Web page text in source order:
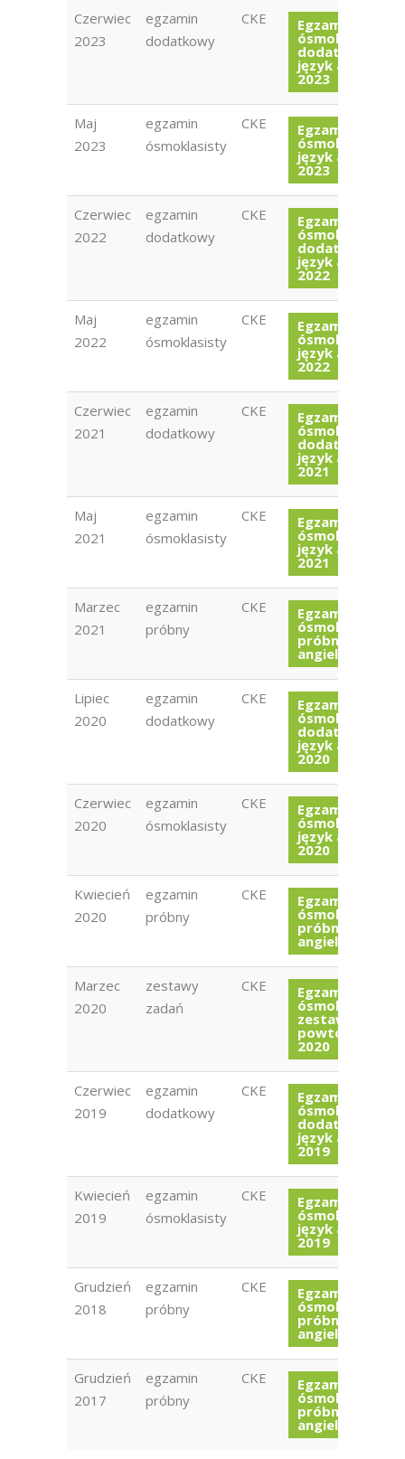
Czerwiec
2023
egzamin
dodatkowy
CKE Egzamin
ósmoklasisty
dodatkowy
język angielski
2023
Maj
2023
egzamin
ósmoklasisty
CKE Egzamin
ósmoklasisty
język angielski
2023
Czerwiec
2022
egzamin
dodatkowy
CKE Egzamin
ósmoklasisty
dodatkowy
język angielski
2022
Maj
2022
egzamin
ósmoklasisty
CKE Egzamin
ósmoklasisty
język angielski
2022
Czerwiec
2021
egzamin
dodatkowy
CKE Egzamin
ósmoklasisty
dodatkowy
język angielski
2021
Maj
2021
egzamin
ósmoklasisty
CKE Egzamin
ósmoklasisty
język angielski
2021
Marzec
2021
egzamin
próbny
CKE Egzamin
ósmoklasisty
próbny język
angielski 2021
Lipiec
2020
egzamin
dodatkowy
CKE Egzamin
ósmoklasisty
dodatkowy
język angielski
2020
Czerwiec
2020
egzamin
ósmoklasisty
CKE Egzamin
ósmoklasisty
język angielski
2020
Kwiecień
2020
egzamin
próbny
CKE Egzamin
ósmoklasisty
próbny język
angielski 2020
Marzec
2020
zestawy
zadań
CKE Egzamin
ósmoklasisty
zestawy zadań
powtórkowych
2020
Czerwiec
2019
egzamin
dodatkowy
CKE Egzamin
ósmoklasisty
dodatkowy
język angielski
2019
Kwiecień
2019
egzamin
ósmoklasisty
CKE Egzamin
ósmoklasisty
język angielski
2019
Grudzień
2018
egzamin
próbny
CKE Egzamin
ósmoklasisty
próbny język
angielski 2018
Grudzień
2017
egzamin
próbny
CKE Egzamin
ósmoklasisty
próbny język
angielski 2017